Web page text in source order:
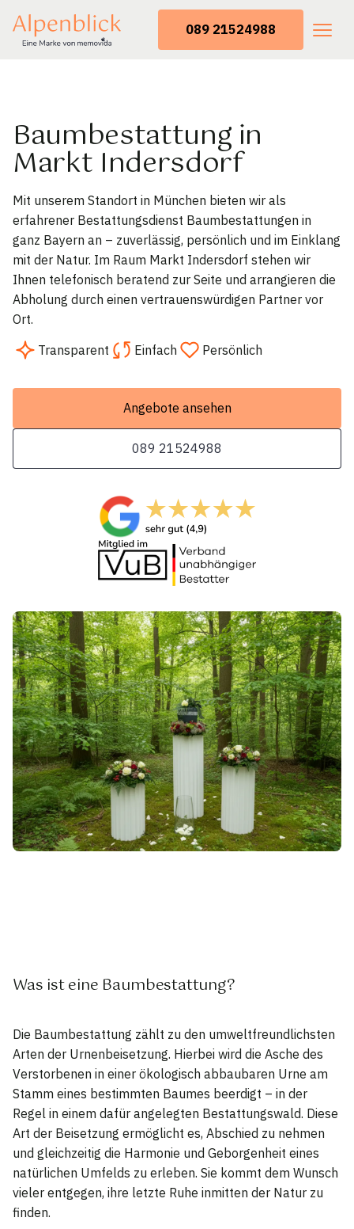
089 21524988
Baumbestattung in
Markt Indersdorf
Mit unserem Standort in München bieten wir als
erfahrener Bestattungsdienst Baumbestattungen in
ganz Bayern an – zuverlässig, persönlich und im Einklang
mit der Natur. Im Raum Markt Indersdorf stehen wir
Ihnen telefonisch beratend zur Seite und arrangieren die
Abholung durch einen vertrauenswürdigen Partner vor
Ort.
Transparent
Einfach Persönlich
Angebote ansehen
089 21524988
Was ist eine Baumbestattung?
Die Baumbestattung zählt zu den umweltfreundlichsten
Arten der Urnenbeisetzung. Hierbei wird die Asche des
Verstorbenen in einer ökologisch abbaubaren Urne am
Stamm eines bestimmten Baumes beerdigt – in der
Regel in einem dafür angelegten Bestattungswald. Diese
Art der Beisetzung ermöglicht es, Abschied zu nehmen
und gleichzeitig die Harmonie und Geborgenheit eines
natürlichen Umfelds zu erleben. Sie kommt dem Wunsch
vieler entgegen, ihre letzte Ruhe inmitten der Natur zu
finden.